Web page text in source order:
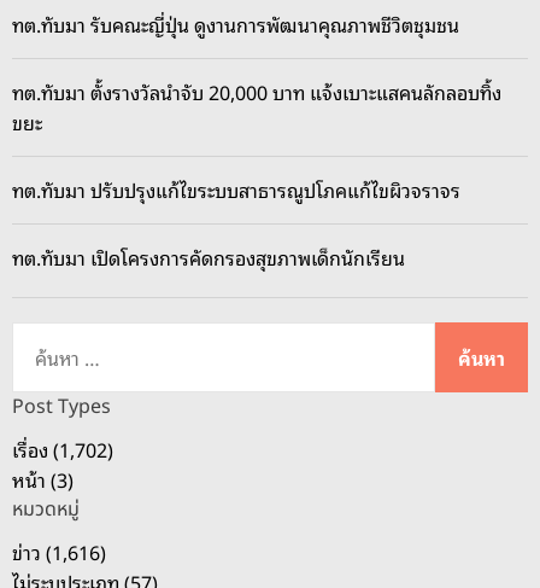
ทต.ทับมา รับคณะญี่ปุ่น ดูงานการพัฒนาคุณภาพชีวิตชุมชน
ทต.ทับมา ตั้งรางวัลนำจับ 20,000 บาท แจ้งเบาะแสคนลักลอบทิ้ง
ขยะ
ทต.ทับมา ปรับปรุงแก้ไขระบบสาธารณูปโภคแก้ไขผิวจราจร
ทต.ทับมา เปิดโครงการคัดกรองสุขภาพเด็กนักเรียน
ห
สำ
ห
รั
บ
:
Post Types
เรื่อง (1,702)
หน้า (3)
หมวดหมู่
ข่าว (1,616)
ไม่ระบุประเภท (57)